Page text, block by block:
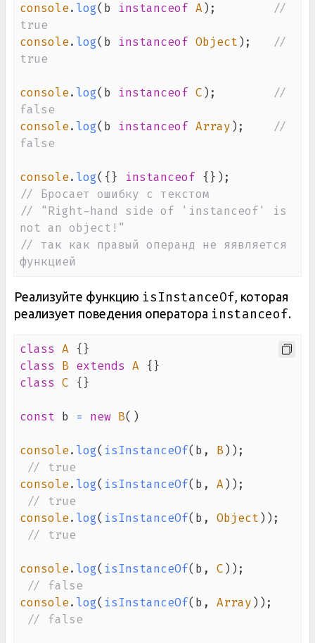
console. log( b instanceof A) ;
//
true
console. log( b instanceof Object ) ;
//
true
console. log( b instanceof C ) ;
//
false
console. log( b instanceof Array ) ;
//
false
console. log( { } instanceof { } ) ;
// Бросает ошибку с текстом
// "Right-hand side of 'instanceof' is
not an object!"
// так как правый операнд не яявляется
функцией
Реализуйте функцию isInstanceOf, которая
реализует поведения оператора instanceof.
class A { }
class
B extends A { }
class C { }
const b = new B( )
console. log( isInstanceOf( b , B) ) ;
// true
console. log( isInstanceOf( b , A) ) ;
// true
console. log( isInstanceOf( b , Object ) ) ;
// true
console. log( isInstanceOf( b , C ) ) ;
// false
console. log( isInstanceOf( b , Array ) ) ;
// false